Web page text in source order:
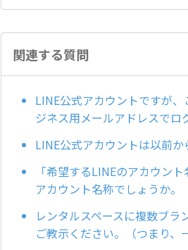
関連する質問
LINE公式アカウントですが
ジネス用メールアドレスでロ
LINE公式アカウントは以前
「希望するLINEのアカウン
アカウント名称でしょうか。
レンタルスペースに複数ブ
ご教示ください。（つまり、